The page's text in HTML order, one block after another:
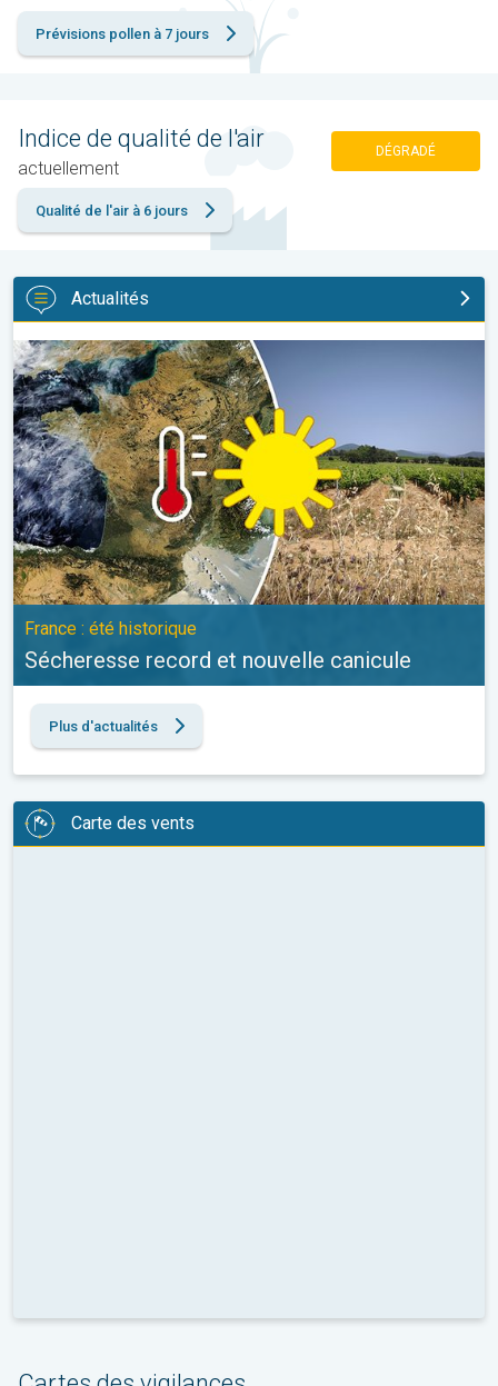
Prévisions pollen à 7 jours
Indice de qualité de l'air
actuellement
DÉGRADÉ
Qualité de l'air à 6 jours
Actualités
Sécheresse record et nouvelle canicule. France : été
France : été historique
Sécheresse record et nouvelle canicule
Plus d'actualités
Carte des vents